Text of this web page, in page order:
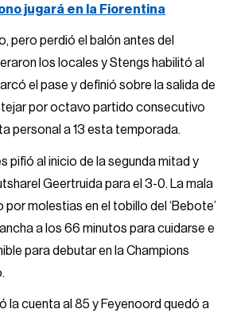
jugará en la Fiorentina
pero perdió el balón antes del
los locales y Stengs habilitó al
el pase y definió sobre la salida de
por octavo partido consecutivo
personal a 13 esta temporada.
pifió al inicio de la segunda mitad y
Geertruida para el 3-0. La mala
molestias en el tobillo del ‘Bebote’
a los 66 minutos para cuidarse e
para debutar en la Champions
la cuenta al 85 y Feyenoord quedó a